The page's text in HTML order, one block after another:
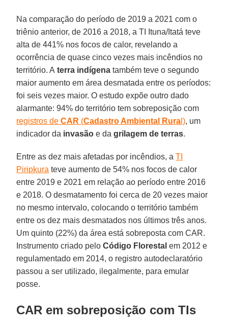
Na comparação do período de 2019 a 2021 com o
triênio anterior, de 2016 a 2018, a TI Ituna/Itatá teve
alta de 441% nos focos de calor, revelando a
ocorrência de quase cinco vezes mais incêndios no
território. A terra indígena também teve o segundo
maior aumento em área desmatada entre os períodos:
foi seis vezes maior. O estudo expõe outro dado
alarmante: 94% do território tem sobreposição com
registros deCAR (Cadastro Ambiental Rura l), um
indicador da invasão e dagrilagem de terras.
Entre as dez mais afetadas por incêndios, aTI
Piripkura teve aumento de 54% nos focos de calor
entre 2019 e 2021 em relação ao período entre 2016
e 2018. O desmatamento foi cerca de 20 vezes maior
no mesmo intervalo, colocando o território também
entre os dez mais desmatados nos últimos três anos.
Um quinto (22%) da área está sobreposta com CAR.
Instrumento criado peloCódigo Florestal em 2012 e
regulamentado em 2014, o registro autodeclaratório
passou a ser utilizado, ilegalmente, para emular
posse.
CAR em sobreposição com TIs